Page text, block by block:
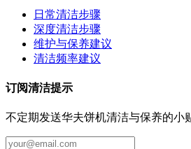
日常清洁步骤
深度清洁步骤
维护与保养建议
清洁频率建议
订阅清洁提示
不定期发送华夫饼机清洁与保养的小